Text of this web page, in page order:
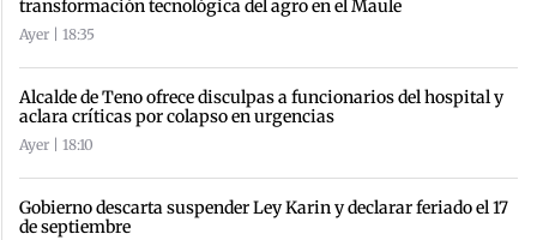
transformación tecnológica del agro en el Maule
Ayer | 18:35
Alcalde de Teno ofrece disculpas a funcionarios del hospital y
aclara críticas por colapso en urgencias
Ayer | 18:10
Gobierno descarta suspender Ley Karin y declarar feriado el 17
de septiembre